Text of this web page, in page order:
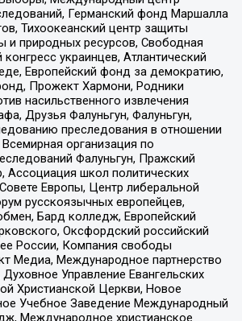
Германский фонд Маршалла
Тихоокеанский центр защиты
природных ресурсов, Свободная
украинцев, Атлантический
Европейский фонд за демократию,
Прожект Хармони, Родники
насильственного извлечения
Друзья Фалуньгун, Фалуньгун,
преследования в отношении
организация по
Фалуньгун, Пражский
Ассоциация школ политических
Европы, Центр либеральной
русскоязычных европейцев,
Бард колледж, Европейский
Оксфордский российский
России, Компания свободы
Медиа, Международное партнерство
Управление Евангельских
Христианской Церкви, Новое
Учебное Заведение Международный
Международное христианское